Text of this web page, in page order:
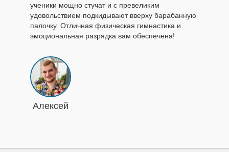
ученики мощно стучат и с превеликим
удовольствием подкидывают вверху барабанную
палочку. Отличная физическая гимнастика и
эмоциональная разрядка вам обеспечена!
Алексей